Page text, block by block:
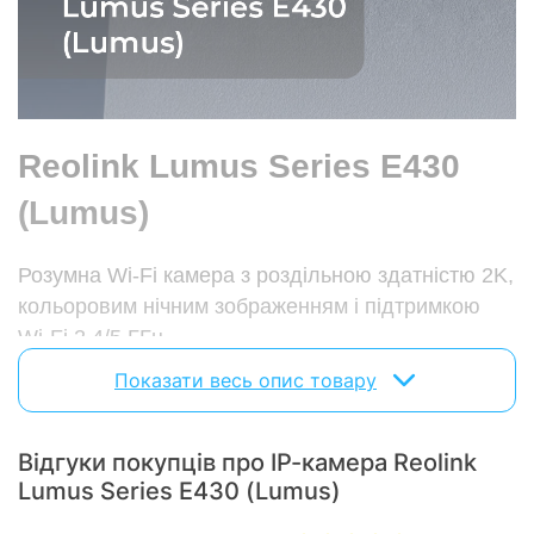
Підтримка Wi-Fi :
2.4 ГГц, 5 ГГц
Нічна зйомка:
Розпізнавання людей/
автомобілів:
Сповіщення про вторгення в
Додатково
Клас захисту:
IP65
Максимальний обсяг карти
пам'яті:
512 ГБ
Reolink Lumus Series E430
(Lumus)
Розумна Wi-Fi камера з роздільною здатністю 2K,
кольоровим нічним зображенням і підтримкою
Wi-Fi 2.4/5 ГГц
Показати весь опис товару
Відгуки покупців про IP-камера Reolink
Lumus Series E430 (Lumus)